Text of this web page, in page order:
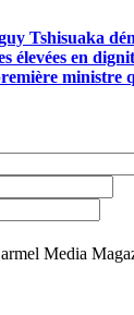
Tshisuaka
élevées en
ministre
Media